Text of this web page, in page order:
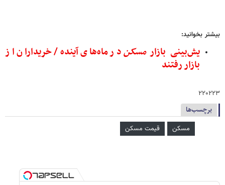
بیشتر بخوانید:
یش‌بینی بازارمسکندر ماه‌های آینده/ خریداران از
بازار رفتند
۲۲۰۲۲۳
برچسب‌ها
مسکن قیمت مسکن